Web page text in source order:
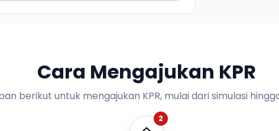
Cara Mengajukan KPR
berikut untuk mengajukan KPR, mulai dari simulasi
2